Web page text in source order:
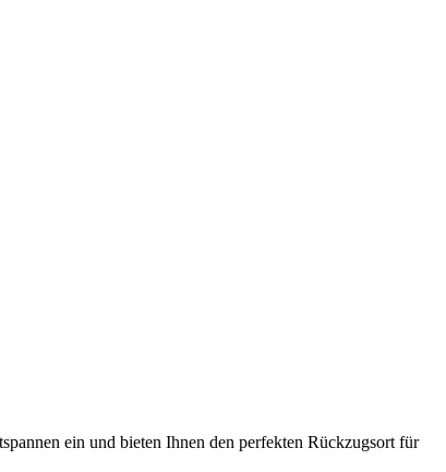
ein und bieten Ihnen den perfekten Rückzugsort für